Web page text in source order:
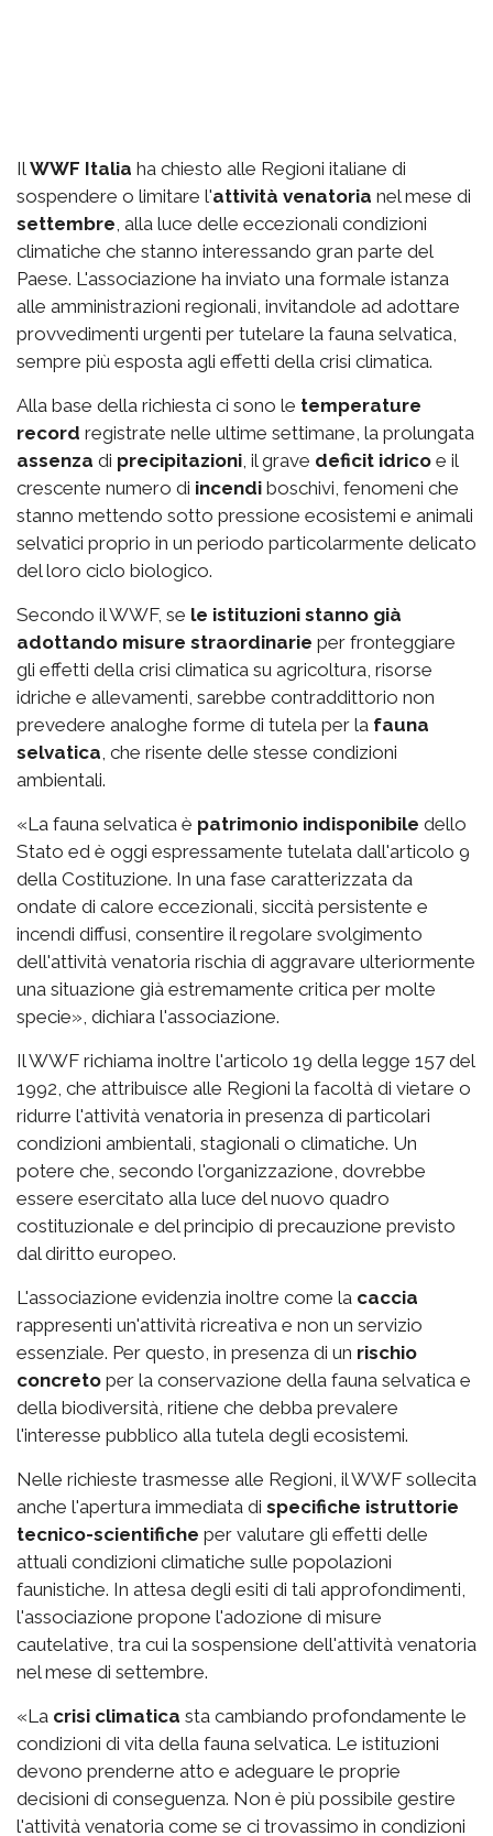
IlWWF Italia ha chiesto alle Regioni italiane di
sospendere o limitare l'attività venatoria nel mese di
settembre, alla luce delle eccezionali condizioni
climatiche che stanno interessando gran parte del
Paese. L'associazione ha inviato una formale istanza
alle amministrazioni regionali, invitandole ad adottare
provvedimenti urgenti per tutelare la fauna selvatica,
sempre più esposta agli effetti della crisi climatica.
Alla base della richiesta ci sono le temperature
record registrate nelle ultime settimane, la prolungata
assenza di precipitazioni, il grave deficit idrico e il
crescente numero di incendi boschivi, fenomeni che
stanno mettendo sotto pressione ecosistemi e animali
selvatici proprio in un periodo particolarmente delicato
del loro ciclo biologico.
Secondo il WWF, se le istituzioni stanno già
adottando misure straordinarie per fronteggiare
gli effetti della crisi climatica su agricoltura, risorse
idriche e allevamenti, sarebbe contraddittorio non
prevedere analoghe forme di tutela per la fauna
selvatica, che risente delle stesse condizioni
ambientali.
«La fauna selvatica è patrimonio indisponibile dello
Stato ed è oggi espressamente tutelata dall'articolo 9
della Costituzione. In una fase caratterizzata da
ondate di calore eccezionali, siccità persistente e
incendi diffusi, consentire il regolare svolgimento
dell'attività venatoria rischia di aggravare ulteriormente
una situazione già estremamente critica per molte
specie», dichiara l'associazione.
Il WWF richiama inoltre l'articolo 19 della legge 157 del
1992, che attribuisce alle Regioni la facoltà di vietare o
ridurre l'attività venatoria in presenza di particolari
condizioni ambientali, stagionali o climatiche. Un
potere che, secondo l'organizzazione, dovrebbe
essere esercitato alla luce del nuovo quadro
costituzionale e del principio di precauzione previsto
dal diritto europeo.
L'associazione evidenzia inoltre come la caccia
rappresenti un'attività ricreativa e non un servizio
essenziale. Per questo, in presenza di un rischio
concreto per la conservazione della fauna selvatica e
della biodiversità, ritiene che debba prevalere
l'interesse pubblico alla tutela degli ecosistemi.
Nelle richieste trasmesse alle Regioni, il WWF sollecita
anche l'apertura immediata di specifiche istruttorie
tecnico-scientifiche per valutare gli effetti delle
attuali condizioni climatiche sulle popolazioni
faunistiche. In attesa degli esiti di tali approfondimenti,
l'associazione propone l'adozione di misure
cautelative, tra cui la sospensione dell'attività venatoria
nel mese di settembre.
«La crisi climatica sta cambiando profondamente le
condizioni di vita della fauna selvatica. Le istituzioni
devono prenderne atto e adeguare le proprie
decisioni di conseguenza. Non è più possibile gestire
l'attività venatoria come se ci trovassimo in condizioni